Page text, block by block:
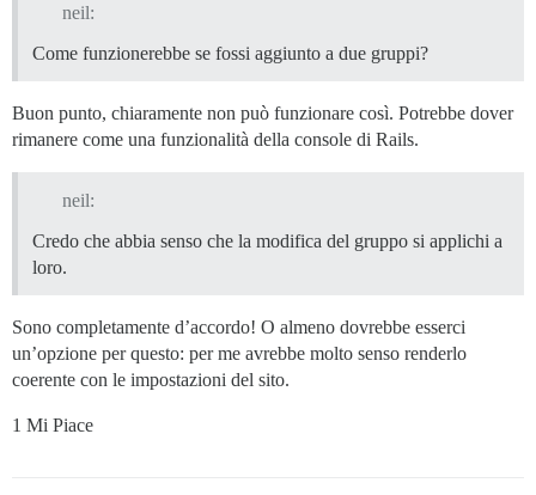
neil:
Come funzionerebbe se fossi aggiunto a due gruppi?
Buon punto, chiaramente non può funzionare così. Potrebbe dover
rimanere come una funzionalità della console di Rails.
neil:
Credo che abbia senso che la modifica del gruppo si applichi a
loro.
Sono completamente d’accordo! O almeno dovrebbe esserci
un’opzione per questo: per me avrebbe molto senso renderlo
coerente con le impostazioni del sito.
1 Mi Piace